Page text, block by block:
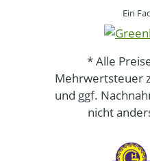
Ein
* Alle
Mehrwertsteuer
und ggf.
nicht